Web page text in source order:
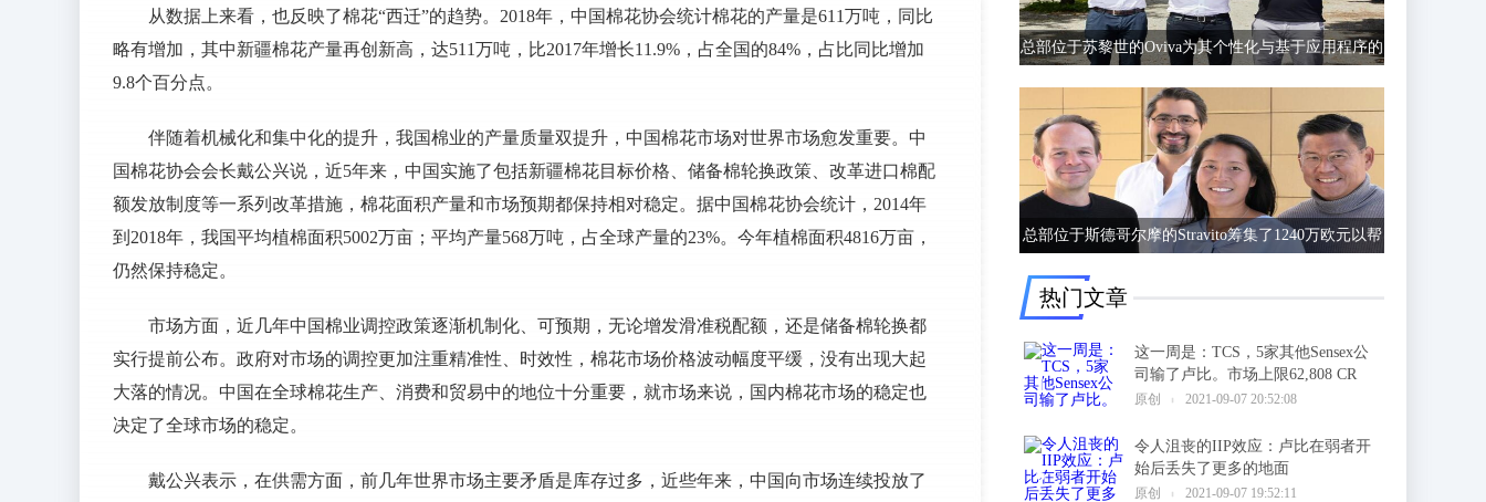
从数据上来看，也反映了棉花“西迁”的趋势。2018年，中国棉花协会统计棉花的产量是611万吨，同比
略有增加，其中新疆棉花产量再创新高，达511万吨，比2017年增长11.9%，占全国的84%，占比同比增加
9.8个百分点。
伴随着机械化和集中化的提升，我国棉业的产量质量双提升，中国棉花市场对世界市场愈发重要。中
国棉花协会会长戴公兴说，近5年来，中国实施了包括新疆棉花目标价格、储备棉轮换政策、改革进口棉配
额发放制度等一系列改革措施，棉花面积产量和市场预期都保持相对稳定。据中国棉花协会统计，2014年
到2018年，我国平均植棉面积5002万亩；平均产量568万吨，占全球产量的23%。今年植棉面积4816万亩，
仍然保持稳定。
市场方面，近几年中国棉业调控政策逐渐机制化、可预期，无论增发滑准税配额，还是储备棉轮换都
实行提前公布。政府对市场的调控更加注重精准性、时效性，棉花市场价格波动幅度平缓，没有出现大起
大落的情况。中国在全球棉花生产、消费和贸易中的地位十分重要，就市场来说，国内棉花市场的稳定也
决定了全球市场的稳定。
戴公兴表示，在供需方面，前几年世界市场主要矛盾是库存过多，近些年来，中国向市场连续投放了
总部位于苏黎世的Oviva为其个性化与基于应用程序的
总部位于斯德哥尔摩的Stravito筹集了1240万欧元以帮
热门文章
这一周是：TCS，5家其他Sensex公
司输了卢比。市场上限62,808 CR
原创 2021-09-07 20:52:08
1
令人沮丧的IIP效应：卢比在弱者开
始后丢失了更多的地面
原创 2021-09-07 19:52:11
2